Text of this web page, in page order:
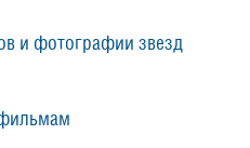
и фотографии звезд